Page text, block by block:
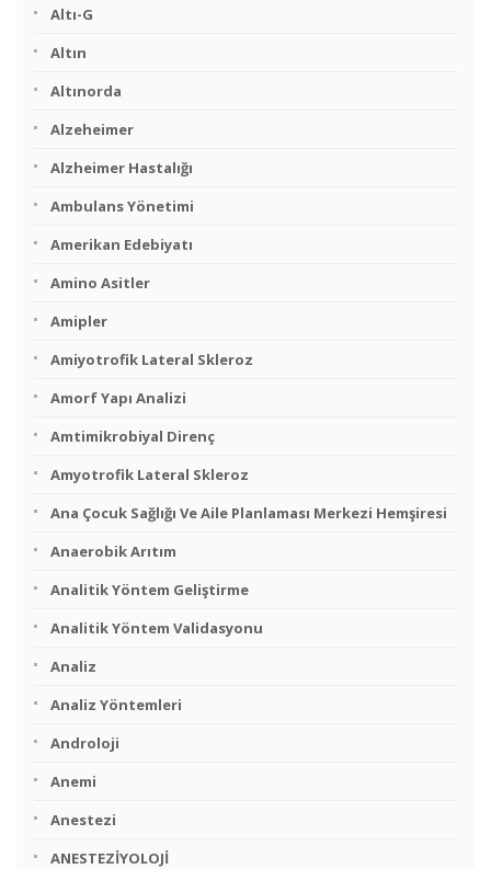
Altı-G
Altın
Altınorda
Alzeheimer
Alzheimer Hastalığı
Ambulans Yönetimi
Amerikan Edebiyatı
Amino Asitler
Amipler
Amiyotrofik Lateral Skleroz
Amorf Yapı Analizi
Amtimikrobiyal Direnç
Amyotrofik Lateral Skleroz
Ana Çocuk Sağlığı Ve Aile Planlaması Merkezi Hemşiresi
Anaerobik Arıtım
Analitik Yöntem Geliştirme
Analitik Yöntem Validasyonu
Analiz
Analiz Yöntemleri
Androloji
Anemi
Anestezi
ANESTEZİYOLOJİ